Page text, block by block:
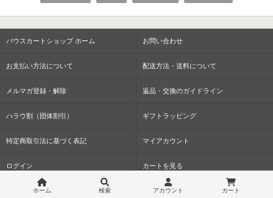
パウスカートショップ ホーム お問い合わせ
お支払い方法について 配送方法・送料について
メルマガ登録・解除 返品・交換のガイドライン
ハラウ割（団体割引） ギフトラッピング
特定商取引法に基づく表記 マイアカウント
ログイン カートを見る
プライバシーポリシー 画像・内容の二次利用について
ホーム 検索 アカウント カート